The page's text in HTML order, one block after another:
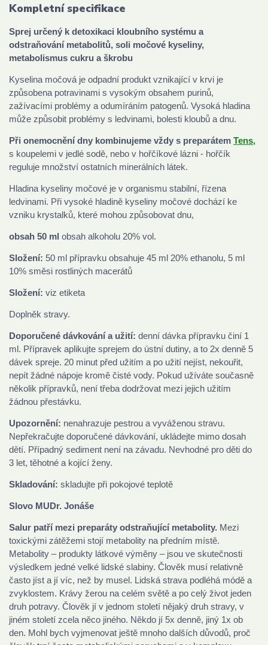
Kompletní specifikace
Sprej určený k detoxikaci kloubního systému a
odstraňování metabolitů, soli močové kyseliny,
metabolismus cukru a škrobu
Kyselina močová je odpadní produkt vznikající v krvi je
způsobena potravinami s vysokým obsahem purinů,
zažívacími problémy a odumíráním patogenů. Vysoká hladina
může způsobit problémy s ledvinami, bolesti kloubů a dnu.
Při onemocnění dny kombinujeme vždy s preparátem Tens,
s koupelemi v jedlé sodě, nebo v hořčíkové lázni - hořčík
reguluje množství ostatních minerálních látek.
Hladina kyseliny močové je v organismu stabilní, řízena
ledvinami. Při vysoké hladině kyseliny močové dochází ke
vzniku krystalků, které mohou způsobovat dnu,
obsah 50 ml obsah alkoholu 20% vol.
Složení: 50 ml přípravku obsahuje 45 ml 20% ethanolu, 5 ml
10% směsi rostliných macerátů
Složení: viz etiketa
Doplněk stravy.
Doporučené dávkování a užití: denní dávka přípravku činí 1
ml. Přípravek aplikujte sprejem do ústní dutiny, a to 2x denně 5
dávek spreje. 20 minut před užitím a po užití nejíst, nekouřit,
nepít žádné nápoje kromě čisté vody. Pokud užíváte současně
několik přípravků, není třeba dodržovat mezi jejich užitím
žádnou přestávku.
Upozornění: nenahrazuje pestrou a vyváženou stravu.
Nepřekračujte doporučené dávkování, ukládejte mimo dosah
dětí. Případný sediment není na závadu. Nevhodné pro děti do
3 let, těhotné a kojící ženy.
Skladování: skladujte při pokojové teplotě
Slovo MUDr. Jonáše
Salur patří mezi preparáty odstraňující metabolity. Mezi
toxickými zátěžemi stojí metabolity na předním místě.
Metabolity – produkty látkové výměny – jsou ve skutečnosti
výsledkem jedné velké lidské slabiny. Člověk musí relativně
často jíst a jí víc, než by musel. Lidská strava podléhá módě a
zvyklostem. Krávy žerou na celém světě a po celý život jeden
druh potravy. Člověk jí v jednom století nějaký druh stravy, v
jiném století zcela něco jiného. Někdo jí 5x denně, jiný 1x ob
den. Mohl bych vyjmenovat ještě mnoho dalších důvodů, proč